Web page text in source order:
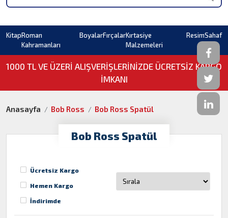
KitapRoman
Kahramanları
BoyalarFırçalarKırtasiye
Malzemeleri
ResimSahaf
1000 TL VE ÜZERI ALIŞVERIŞLERINIZDE ÜCRETSİZ KARGO
İMKANI
Anasayfa Bob Ross Bob Ross Spatül
Bob Ross Spatül
Ücretsiz Kargo
Hemen Kargo
İndirimde